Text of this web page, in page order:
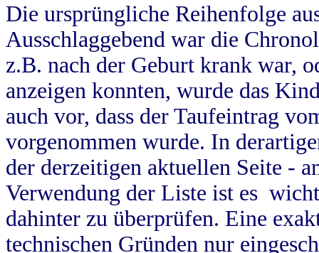
Die ursprüngliche Reihenfolge
Ausschlaggebend war die
z.B. nach der Geburt krank war,
anzeigen konnten, wurde das
auch vor, dass der Taufeintrag
vorgenommen wurde. In
der derzeitigen aktuellen Seite -
Verwendung der Liste ist es
dahinter zu überprüfen. Eine
technischen Gründen nur